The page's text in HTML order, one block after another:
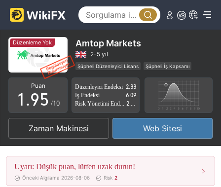
Düzenleme Yok Amtop Markets
2-5 yıl
Şüpheli Düzenleyici Lisans
Şüpheli İş Kapsamı
Yüksek düzeyde potansiyel risk
Puan
0
1
2
3
4
5
.
5
6
7
8
9
1
2
3
4
5
6
7
8
9
/10
Düzenleyici Endeksi 2.33
İş Endeksi
6.09
Zaman Makinesi Web Sitesi
Uyarı: Düşük puan, lütfen uzak durun!
Önceki Algılama 2026-08-06 Risk 2